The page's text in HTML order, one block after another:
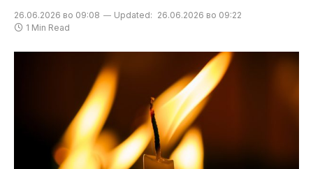
26.06.2026 во 09:08 Updated: 26.06.2026 во 09:22
1 Min Read